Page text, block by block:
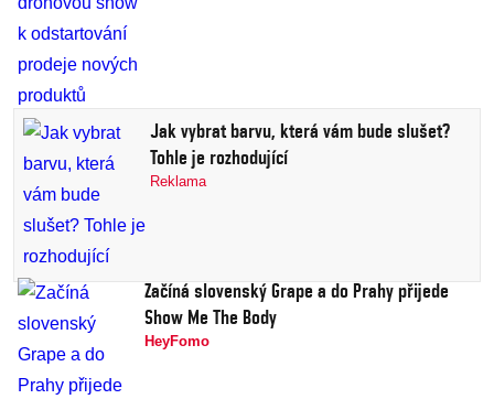
Jak vybrat barvu, která vám bude slušet?
Tohle je rozhodující
Reklama
Začíná slovenský Grape a do Prahy přijede
Show Me The Body
HeyFomo